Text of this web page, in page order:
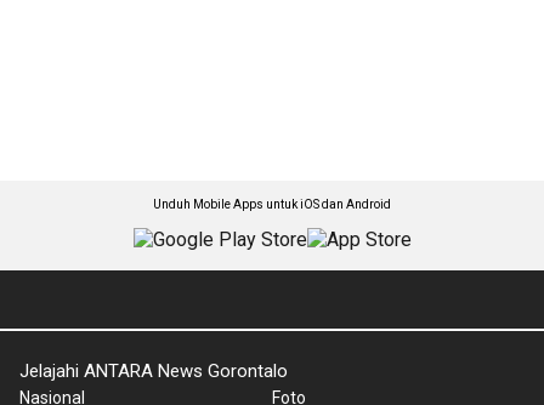
Unduh Mobile Apps untuk iOS dan Android
Jelajahi ANTARA News Gorontalo
Nasional
Foto